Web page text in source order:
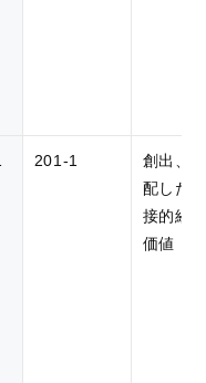
201-1
創出、
配した
接的経
価値